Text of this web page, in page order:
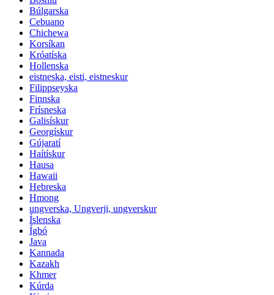
Búlgarska
Cebuano
Chichewa
Korsíkan
Króatíska
Hollenska
eistneska, eisti, eistneskur
Filippseyska
Finnska
Frísneska
Galisískur
Georgískur
Gújaratí
Haítískur
Hausa
Hawaii
Hebreska
Hmong
ungverska, Ungverji, ungverskur
Íslenska
Ígbó
Java
Kannada
Kazakh
Khmer
Kúrda